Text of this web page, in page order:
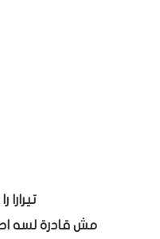
تيرارا
مش قادرة لسه